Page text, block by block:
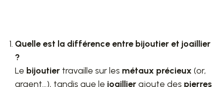
Quelle est la différence entre bijoutier et joaillier
?
Le bijoutier travaille sur les métaux précieux (or,
argent…), tandis que le joaillierajoute des pierres